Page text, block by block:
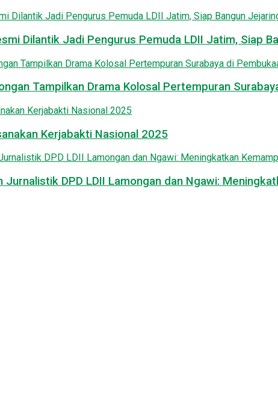
Dilantik Jadi Pengurus Pemuda LDII Jatim, Siap
Tampilkan Drama Kolosal Pertempuran
Kerjabakti Nasional 2025
Jurnalistik DPD LDII Lamongan dan Ngawi: